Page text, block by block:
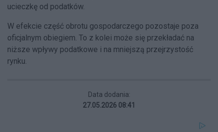
ucieczkę od podatków.
W efekcie część obrotu gospodarczego pozostaje poza
oficjalnym obiegiem. To z kolei może się przekładać na
niższe wpływy podatkowe i na mniejszą przejrzystość
rynku.
Data dodania:
27.05.2026 08:41